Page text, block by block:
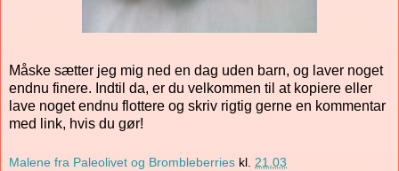
Måske sætter jeg mig ned en dag uden barn, og laver noget
endnu finere. Indtil da, er du velkommen til at kopiere eller
lave noget endnu flottere og skriv rigtig gerne en kommentar
med link, hvis du gør!
Malene fra Paleolivet og Brombleberries kl. 21.03